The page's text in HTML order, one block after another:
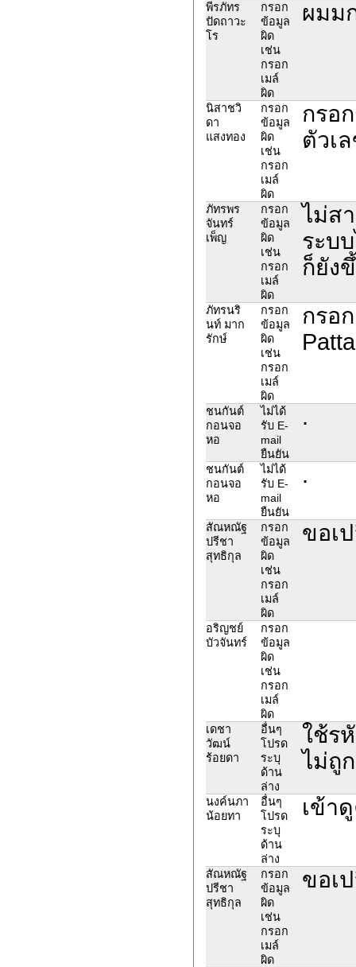
พีรภัทร
ปัดถาวะ
โร
กรอก
ข้อมูล
ผิด
เช่น
กรอก
เมล์
ผิด
ผมม
นิสาชวิ
ดา
แสงทอง
กรอก
ข้อมูล
ผิด
เช่น
กรอก
เมล์
ผิด
กรอ
ตัวเ
ภัทรพร
จันทร์
เพ็ญ
กรอก
ข้อมูล
ผิด
เช่น
กรอก
เมล์
ผิด
ไม่ส
ระบ
ก็ยัง
ภัทรนริ
นท์ มาก
รักษ์
กรอก
ข้อมูล
ผิด
เช่น
กรอก
เมล์
ผิด
กรอ
ชนกันต์
กอนจอ
หอ
ไม่ได้
รับ E-
mail
ยืนยัน
.
ชนกันต์
กอนจอ
หอ
ไม่ได้
รับ E-
mail
ยืนยัน
.
สัณหณัฐ
ปรีชา
สุทธิกุล
กรอก
ข้อมูล
ผิด
เช่น
กรอก
เมล์
ผิด
ขอเ
อริญชย์
บัวจันทร์
กรอก
ข้อมูล
ผิด
เช่น
กรอก
เมล์
ผิด
เดชา
วัฒน์
ร้อยดา
อื่นๆ
โปรด
ระบุ
ด้าน
ล่าง
ใช้ร
ไม่ถู
นงค์นภา
น้อยทา
อื่นๆ
โปรด
ระบุ
ด้าน
ล่าง
เข้า
สัณหณัฐ
ปรีชา
สุทธิกุล
กรอก
ข้อมูล
ผิด
เช่น
กรอก
เมล์
ผิด
ขอเ